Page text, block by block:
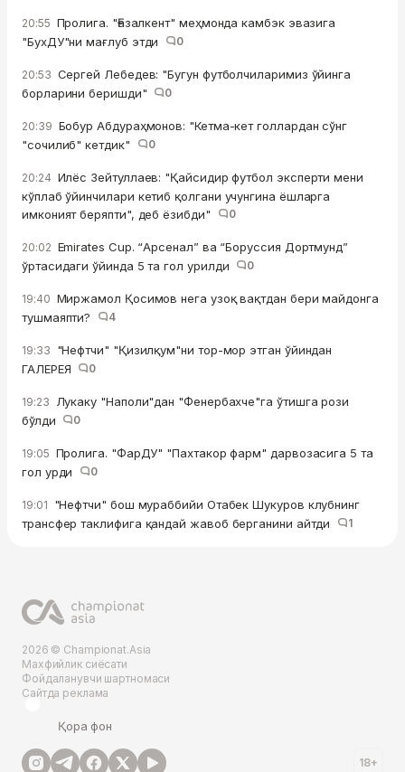
20:55 Пролига. "Ғазалкент" меҳмонда камбэк эвазига
"БухДУ"ни мағлуб этди
0
20:53 Сергей Лебедев: "Бугун футболчиларимиз ўйинга
борларини беришди"
0
20:39 Бобур Абдураҳмонов: "Кетма-кет голлардан сўнг
"сочилиб" кетдик"
0
20:24 Илёс Зейтуллаев: "Қайсидир футбол эксперти мени
кўплаб ўйинчилари кетиб қолгани учунгина ёшларга
имконият беряпти", деб ёзибди"
0
20:02 Emirates Cup. “Арсенал” ва “Боруссия Дортмунд”
ўртасидаги ўйинда 5 та гол урилди
0
19:40 Миржамол Қосимов нега узоқ вақтдан бери майдонга
тушмаяпти?
4
19:33 "Нефтчи" "Қизилқум"ни тор-мор этган ўйиндан
ГАЛЕРЕЯ
0
19:23
Лукаку "Наполи"дан "Фенербахче"га ўтишга рози
бўлди
0
19:05 Пролига. "ФарДУ" "Пахтакор фарм" дарвозасига 5 та
гол урди
0
19:01 "Нефтчи" бош мураббийи Отабек Шукуров клубнинг
трансфер таклифига қандай жавоб берганини айтди
1
2026 © Championat.Asia
Махфийлик сиёсати
Фойдаланувчи шартномаси
Сайтда реклама
Қора фон
18+